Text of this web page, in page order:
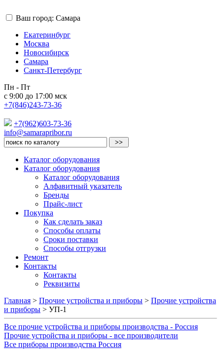
Ваш город: Самара
Екатеринбург
Москва
Новосибирск
Самара
Санкт-Петербург
Пн - Пт
с 9:00 до 17:00 мск
+7(846)243-73-36
+7(962)603-73-36
info@samarapribor.ru
Каталог оборудования
Каталог оборудования
Каталог оборудования
Алфавитный указатель
Бренды
Прайс-лист
Покупка
Как сделать заказ
Способы оплаты
Сроки поставки
Способы отгрузки
Ремонт
Контакты
Контакты
Реквизиты
Главная > Прочие устройства и приборы > Прочие устройства
и приборы > УП-1
Все прочие устройства и приборы производства - Россия
Прочие устройства и приборы - все производители
Все приборы производства Россия